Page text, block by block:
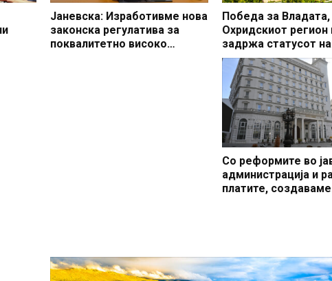
Јаневска: Изработивме нова
законска регулатива за
поквалитетно високо
Победа за Владата,
Охридскиот регион
задржа статусот на
заштитено светско
наследство
Со реформите во
администрација и
платите, создаваме